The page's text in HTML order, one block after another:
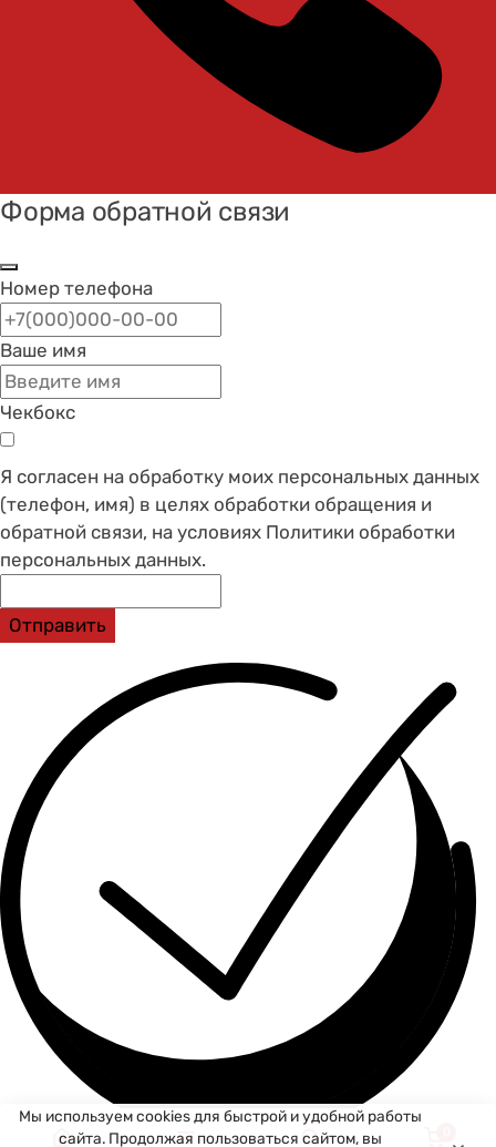
Мы используем cookies для быстрой и удобной работы
сайта. Продолжая пользоваться сайтом, вы
Форма обратной связи
Номер телефона
Ваше имя
Чекбокс
Я согласен на обработку моих персональных данных
(телефон, имя) в целях обработки обращения и
обратной связи, на условиях Политики обработки
персональных данных.
Отправить